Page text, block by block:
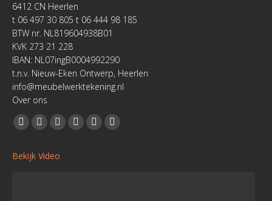
6412 CN Heerlen
t 06 497 30 805 t 06 444 98 185
BTW nr. NL819604938B01
KVK 273 21 228
IBAN: NL07ingB0004992290
t.n.v. Nieuw-Eken Ontwerp, Heerlen
info@meubelwerktekening.nl
Over ons
Vind ons op:
Facebook
opens
YouTube
opens
Linkedin
opens
PinterestInstagram
Website
Bekijk Video